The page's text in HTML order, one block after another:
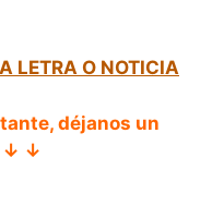
LETRA O NOTICIA
déjanos un
↓ ↓